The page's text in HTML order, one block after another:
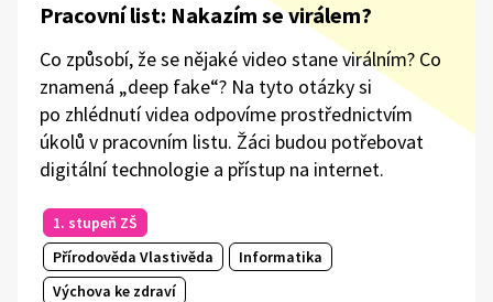
Pracovní list: Nakazím se virálem?
Co způsobí, že se nějaké video stane virálním? Co
znamená „deep fake“? Na tyto otázky si
po zhlédnutí videa odpovíme prostřednictvím
úkolů v pracovním listu. Žáci budou potřebovat
digitální technologie a přístup na internet.
1. stupeň ZŠ
Přírodověda Vlastivěda
Informatika
Výchova ke zdraví